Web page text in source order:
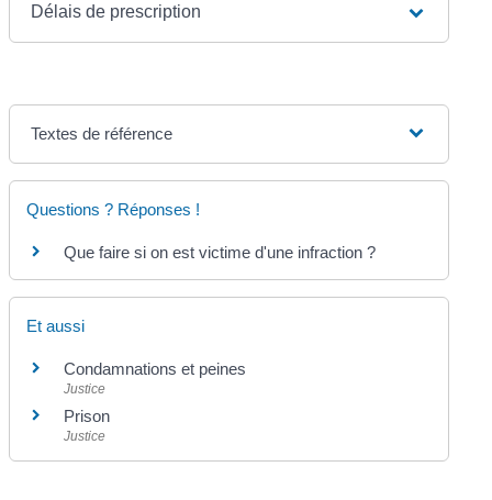
Délais de prescription
Textes de référence
Questions ? Réponses !
Que faire si on est victime d'une infraction ?
Et aussi
Condamnations et peines
Justice
Prison
Justice